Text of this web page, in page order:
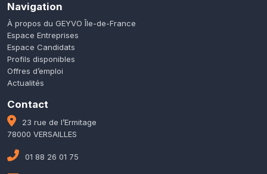
Navigation
À propos du GEYVO Île-de-France
Espace Entreprises
Espace Candidats
Profils disponibles
Offres d’emploi
Actualités
Contact
23 rue de l’Ermitage
78000 VERSAILLES
01 88 26 01 75